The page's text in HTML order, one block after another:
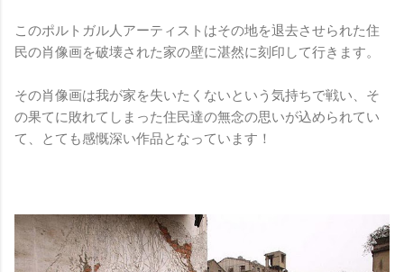
このポルトガル人アーティストはその地を退去させられた住
民の肖像画を破壊された家の壁に湛然に刻印して行きます。
その肖像画は我が家を失いたくないという気持ちで戦い、そ
の果てに敗れてしまった住民達の無念の思いが込められてい
て、とても感慨深い作品となっています！